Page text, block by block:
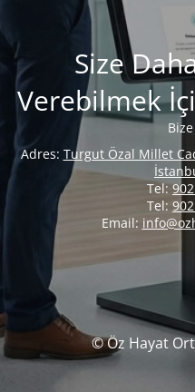
Size
Verebilmek
Adres: Turgut Özal Millet
Tel:
Tel:
Email:
© Öz Hayat